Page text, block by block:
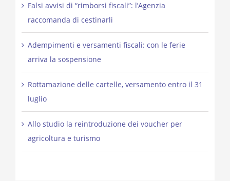
Falsi avvisi di “rimborsi fiscali”: l’Agenzia
raccomanda di cestinarli
Adempimenti e versamenti fiscali: con le ferie
arriva la sospensione
Rottamazione delle cartelle, versamento entro il 31
luglio
Allo studio la reintroduzione dei voucher per
agricoltura e turismo